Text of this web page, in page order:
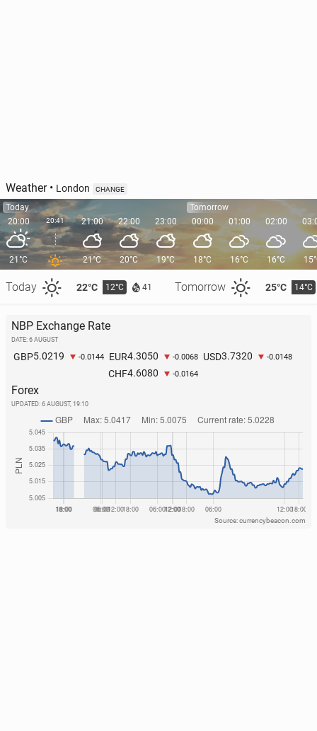
Weather• London CHANGE
Today
20:00
21°C
Today 22°C 12°C 41 Tomorrow 25°C 14°C
20:41 21:00
21°C
22:00
20°C
23:00
19°C
Tomorrow
00:00
18°C
01:00
16°C
02:00
16°C
NBP Exchange Rate
DATE: 6 AUGUST
GBP5.0219 -0.0144 EUR4.3050 -0.0068 USD3.7320 -0.0148
CHF4.6080 -0.0164
Forex
UPDATED: 6 AUGUST, 19:10
Source: currencybeacon.com